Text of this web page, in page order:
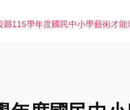
縣115學年度國民中小學藝術才能